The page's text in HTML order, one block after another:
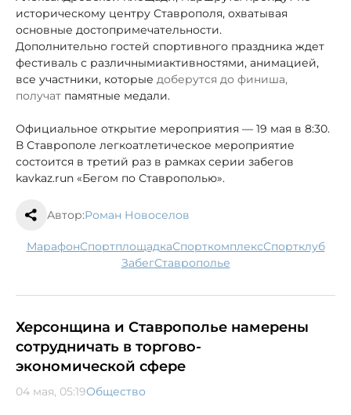
историческому центру Ставрополя, охватывая
основные достопримечательности.
Дополнительно гостей спортивного праздника ждет
фестиваль с различнымиактивностями, анимацией,
все участники, которые доберутся до финиша,
получат памятные медали.
Официальное открытие мероприятия — 19 мая в 8:30.
В Ставрополе легкоатлетическое мероприятие
состоится в третий раз в рамках серии забегов
kavkaz.run «Бегом по Ставрополью».
Автор:Роман Новоселов
марафон спортплощадка спорткомплекс спортклуб
забег Ставрополье
Херсонщина и Ставрополье намерены
сотрудничать в торгово-
экономической сфере
04 мая, 05:19Общество